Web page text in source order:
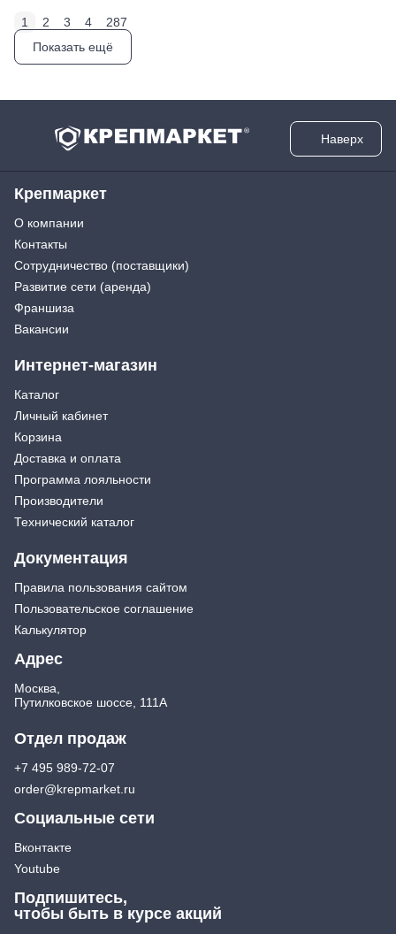
1 2 3 4
287
Показать ещё
Наверх
Крепмаркет
О компании
Контакты
Сотрудничество (поставщики)
Развитие сети (аренда)
Франшиза
Вакансии
Интернет-магазин
Каталог
Личный кабинет
Корзина
Доставка и оплата
Программа лояльности
Производители
Технический каталог
Документация
Правила пользования сайтом
Пользовательское соглашение
Калькулятор
Адрес
Москва,
Путилковское шоссе, 111А
Отдел продаж
+7 495 989-72-07
order@krepmarket.ru
Социальные сети
Вконтакте
Youtube
Подпишитесь,
чтобы быть в курсе акций